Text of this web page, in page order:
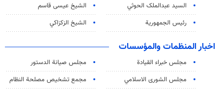
السید عبدالملک الحوثي
الشيخ عيسى قاسم
رئيس الجمهورية
الشيخ الزكزاكي
اخبار المنظمات والمؤسسات
مجلس خبراء القيادة
مجلس صيانة الدستور
مجلس الشورى الاسلامي
مجمع تشخيص مصلحة النظام